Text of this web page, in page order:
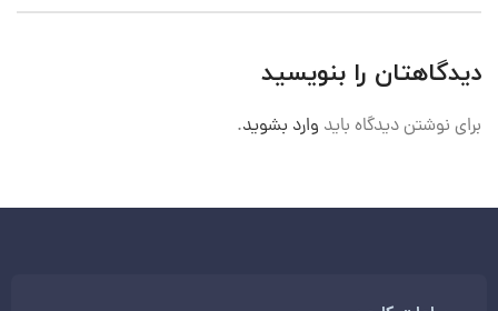
دیدگاهتان را بنویسید
برای نوشتن دیدگاه باید وارد بشوید.